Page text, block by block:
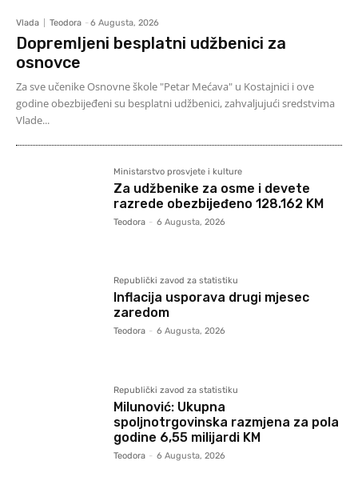
Vlada Teodora - 6 Augusta, 2026
Dopremljeni besplatni udžbenici za
osnovce
Za sve učenike Osnovne škole "Petar Mećava" u Kostajnici i ove
godine obezbijeđeni su besplatni udžbenici, zahvaljujući sredstvima
Vlade...
Ministarstvo prosvjete i kulture
Za udžbenike za osme i devete
razrede obezbijeđeno 128.162 KM
Teodora - 6 Augusta, 2026
Republički zavod za statistiku
Inflacija usporava drugi mjesec
zaredom
Teodora - 6 Augusta, 2026
Republički zavod za statistiku
Milunović: Ukupna
spoljnotrgovinska razmjena za pola
godine 6,55 milijardi KM
Teodora - 6 Augusta, 2026